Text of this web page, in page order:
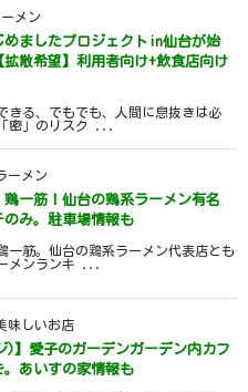
メン
めましたプロジェクトin仙台が始
散希望】利用者向け+飲食店向け
きる、でもでも、人間に息抜きは必
密」のリスク ...
ーメン
鶏一筋！仙台の鶏系ラーメン有名
のみ。駐車場情報も
一筋。仙台の鶏系ラーメン代表店とも
メンランキ ...
味しいお店
】愛子のガーデンガーデン内カフ
。あいすの家情報も